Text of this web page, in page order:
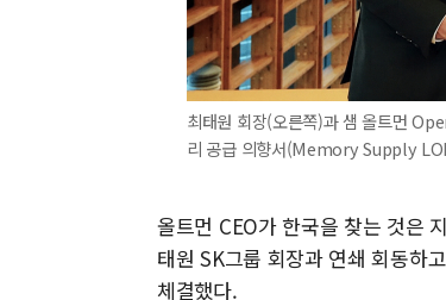
최태원 회장(오른쪽)과 샘 올트먼
리 공급 의향서(Memory Supply
올트먼 CEO가 한국을 찾는 것은
태원 SK그룹 회장과 연쇄 회동하
체결했다.